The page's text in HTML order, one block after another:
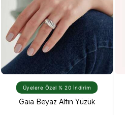
Üyelere Özel % 20 İndirim
Gaia Beyaz Altın Yüzük